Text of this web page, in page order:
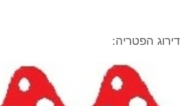
דירוג הפטריה: